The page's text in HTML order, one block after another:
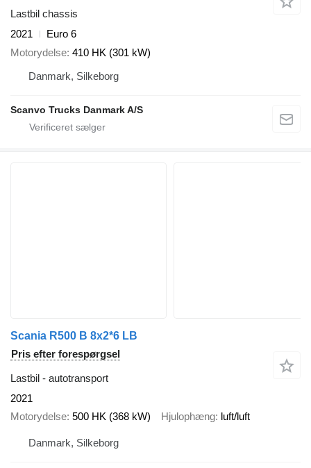
Lastbil chassis
2021
Euro 6
Motorydelse 410 HK (301 kW)
Danmark, Silkeborg
Scanvo Trucks Danmark A/S
Scania R500 B 8x2*6 LB
Pris efter forespørgsel
Lastbil - autotransport
2021
Motorydelse 500 HK (368 kW) Hjulophæng luft/luft
Danmark, Silkeborg